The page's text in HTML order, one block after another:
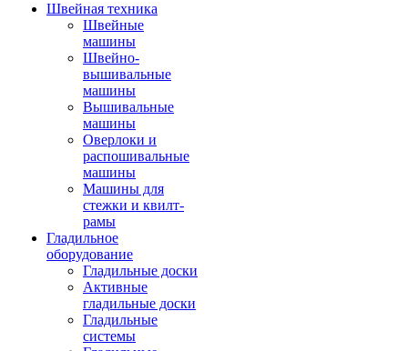
Швейная техника
Швейные
машины
Швейно-
вышивальные
машины
Вышивальные
машины
Оверлоки и
распошивальные
машины
Машины для
стежки и квилт-
рамы
Гладильное
оборудование
Гладильные доски
Активные
гладильные доски
Гладильные
системы